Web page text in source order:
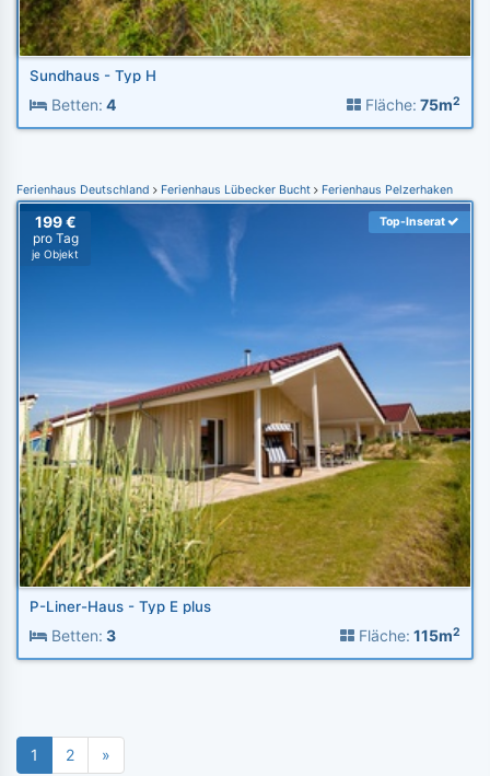
Sundhaus - Typ H
Betten: 4 Fläche: 75m2
Ferienhaus Deutschland Ferienhaus Lübecker Bucht Ferienhaus Pelzerhaken
199 €
pro Tag
je Objekt
Top-Inserat
P-Liner-Haus - Typ E plus
Betten: 3 Fläche: 115m2
1 2 »